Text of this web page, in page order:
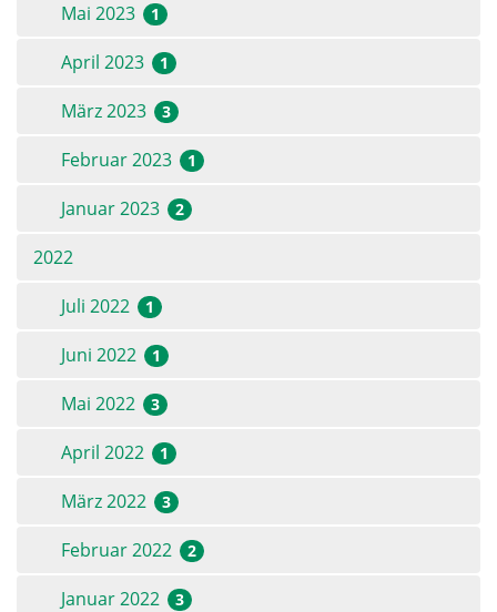
Mai 2023 1
April 2023 1
März 2023 3
Februar 2023 1
Januar 2023 2
2022
Juli 2022
1
Juni 2022 1
Mai 2022 3
April 2022 1
März 2022 3
Februar 2022 2
Januar 2022 3